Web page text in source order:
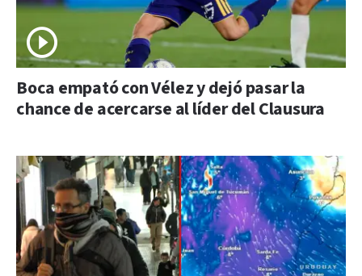
Boca empató con Vélez y dejó pasar la
chance de acercarse al líder del Clausura